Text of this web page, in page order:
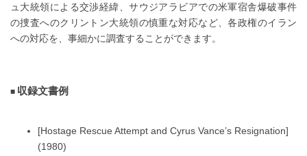
ュ大統領による交渉経緯、サウジアラビアでの米軍宿舎爆破事件
の捜査へのクリントン大統領の慎重な対応など、各政権のイラン
への対応を、事細かに調査することができます。
収録文書例
[Hostage Rescue Attempt and Cyrus Vance’s Resignation]
(1980)